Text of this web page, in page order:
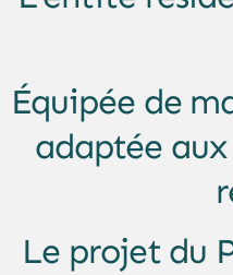
Équipée de
adaptée
Le projet du